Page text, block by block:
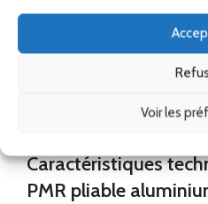
Voir les
rampe PMR pliable
Ce qui en fait un
pour les gestionnaires d’ERP
nous vous recommandons de
Caractéristiques
PMR pliable